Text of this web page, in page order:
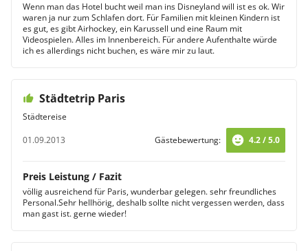
Wenn man das Hotel bucht weil man ins Disneyland will ist es ok. Wir
waren ja nur zum Schlafen dort. Für Familien mit kleinen Kindern ist
es gut, es gibt Airhockey, ein Karussell und eine Raum mit
Videospielen. Alles im Innenbereich. Für andere Aufenthalte würde
ich es allerdings nicht buchen, es wäre mir zu laut.
Städtetrip Paris
Städtereise
01.09.2013
Gästebewertung: 4.2 / 5.0
Preis Leistung / Fazit
völlig ausreichend für Paris, wunderbar gelegen. sehr freundliches
Personal.Sehr hellhörig, deshalb sollte nicht vergessen werden, dass
man gast ist. gerne wieder!